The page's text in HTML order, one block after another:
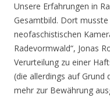
Unsere Erfahrungen in
Gesamtbild. Dort
neofaschistischen
Radevormwald“, Jonas
Verurteilung zu einer
(die allerdings auf Grund
mehr zur Bewährung